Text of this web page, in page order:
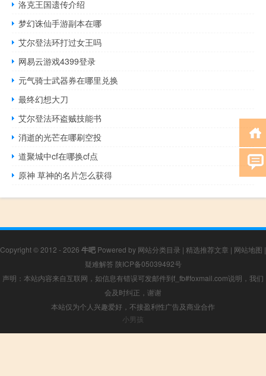
洛克王国遗传介绍
梦幻诛仙手游副本在哪
艾尔登法环打过女王吗
网易云游戏4399登录
元气骑士武器券在哪里兑换
最终幻想大刀
艾尔登法环盗贼技能书
消逝的光芒在哪刷空投
道聚城中cf在哪换cf点
原神 草神的名片怎么获得
Copyright © 2012 - 2026 牛吧 Powered by 网站分类目录 | 精选推荐文章 | 网站地图 |
疑难解答 陕ICP备05039492号
声明：本站内容来自互联网，如信息有错误可发邮件到f_fb#foxmail.com说明，我们
会及时纠正，谢谢
本站仅为个人兴趣爱好，不接盈利性广告及商业合作
小男孩